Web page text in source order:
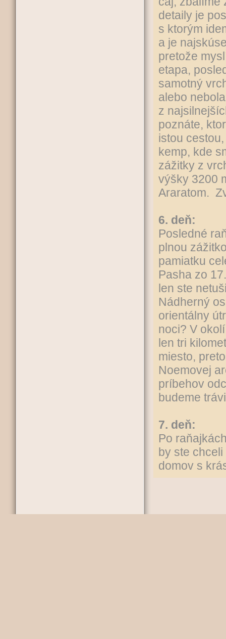
detaily je
s ktorým
a je
pretože
etapa,
samotný
alebo
z
poznáte,
istou
kemp, kde
zážitky z
výšky 3200
Araratom.
6. deň:
Posledné
plnou
pamiatku
Pasha zo
len ste
Nádherný
orientálny
noci? V
len tri
miesto,
Noemovej
príbehov
budeme
7. deň:
Po
by ste
domov s